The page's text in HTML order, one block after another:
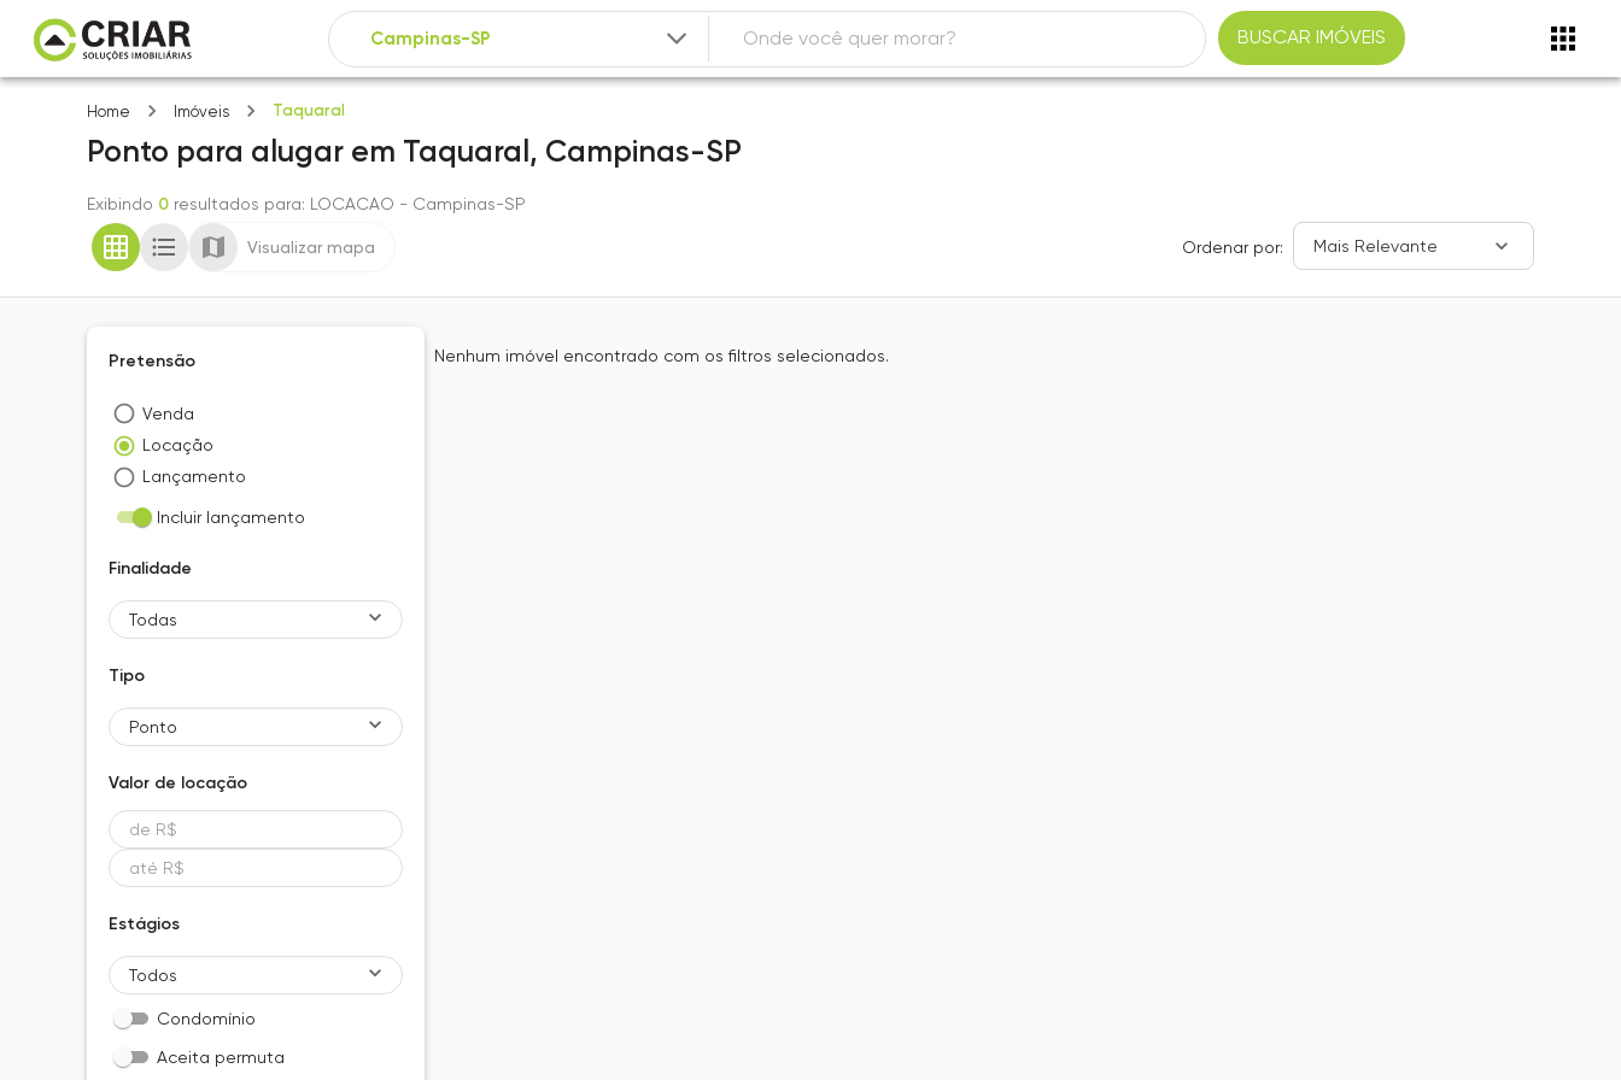
BUSCAR IMÓVEIS
Home Imóveis Taquaral
Ponto para alugar em Taquaral, Campinas-SP
Exibindo 0 resultados para: LOCACAO - Campinas-SP
Visualizar mapa Ordenar por: Mais Relevante
Pretensão
Venda
Locação
Lançamento
Incluir lançamento
Finalidade
Todas
Tipo
Ponto
Valor de locação
Estágios
Todos
Condomínio
Aceita permuta
Nenhum imóvel encontrado com os filtros selecionados.